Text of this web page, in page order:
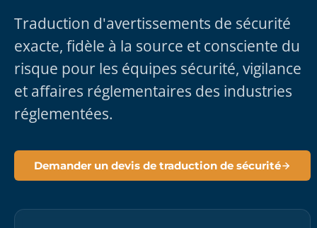
Traduction d'avertissements de sécurité
exacte, fidèle à la source et consciente du
risque pour les équipes sécurité, vigilance
et affaires réglementaires des industries
réglementées.
Demander un devis de traduction de sécurité